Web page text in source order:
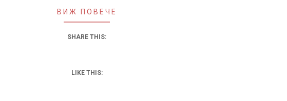
ВИЖ ПОВЕЧЕ
SHARE THIS:
LIKE THIS: